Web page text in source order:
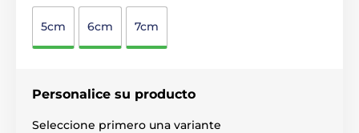
5cm 6cm 7cm
Personalice su producto
Seleccione primero una variante